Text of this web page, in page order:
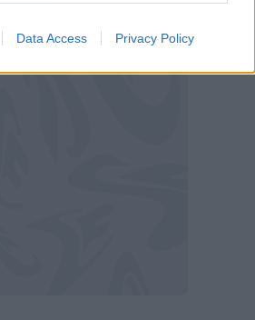
Data Access Privacy Policy
Bajrami (Getty)